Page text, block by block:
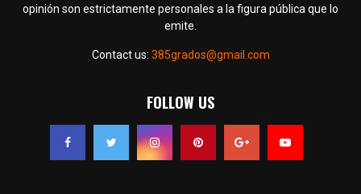
opinión son estrictamente personales a la figura pública que lo
emite.
Contact us: 385grados@gmail.com
FOLLOW US